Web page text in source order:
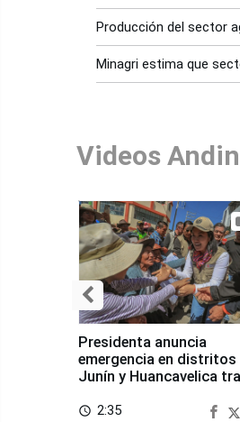
Producción del sector
Minagri estima que
Videos
Presidenta anuncia
emergencia en distritos
Junín y Huancavelica
access_time 2:35